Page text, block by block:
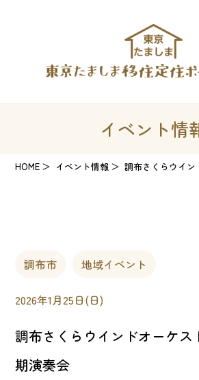
イベント情
HOME イベント情報 調布さくらウインドオ
調布市 地域イベント
2026年1月25日(日)
調布さくらウインドオーケス
期演奏会